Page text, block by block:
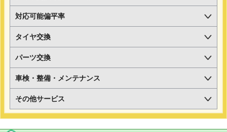
対応可能偏平率
タイヤ交換
パーツ交換
車検・整備・メンテナンス
その他サービス